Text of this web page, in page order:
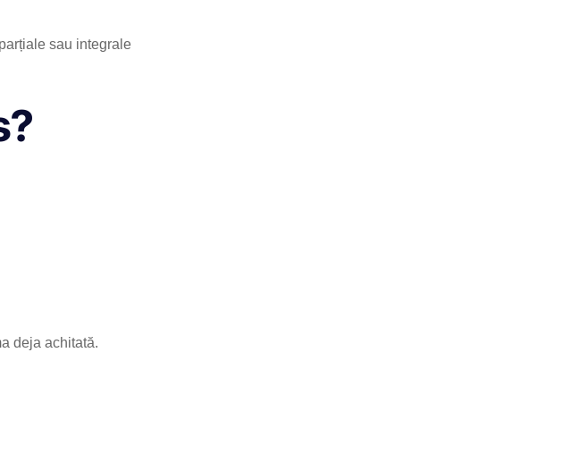
sau integrale
deja achitată.